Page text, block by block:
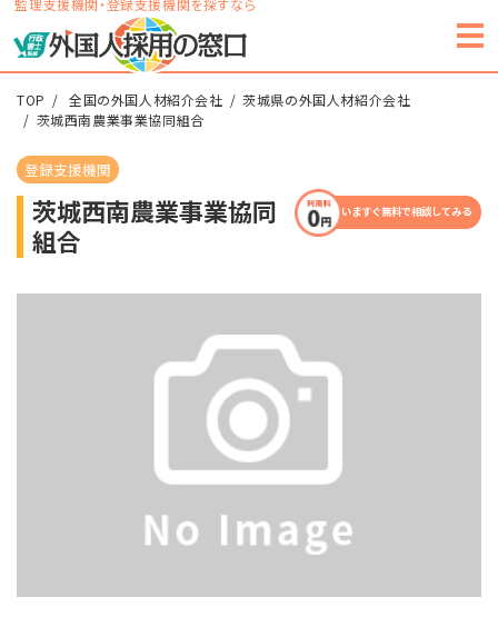
監理支援機関・登録支援機関を探すなら
TOP 全国の外国人材紹介会社
茨城県の外国人材紹介会社
茨城西南農業事業協同組合
登録支援機関
茨城西南農業事業協同
組合
いますぐ無料で相談してみる